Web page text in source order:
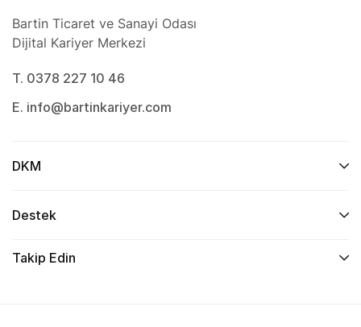
Bartin Ticaret ve Sanayi Odası
Dijital Kariyer Merkezi
T. 0378 227 10 46
E. info@bartinkariyer.com
DKM
Destek
Takip Edin